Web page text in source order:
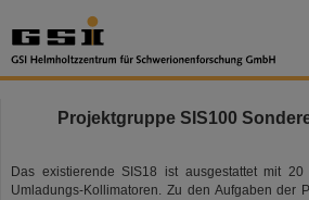
Projektgruppe SIS100
Das existierende SIS18 ist ausgestattet mit
Umladungs-Kollimatoren. Zu den Aufgaben der